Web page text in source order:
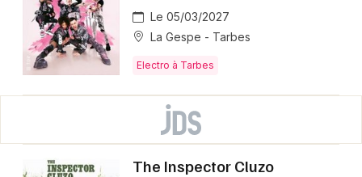
Le 05/03/2027
La Gespe - Tarbes
Electro à Tarbes
The Inspector Cluzo